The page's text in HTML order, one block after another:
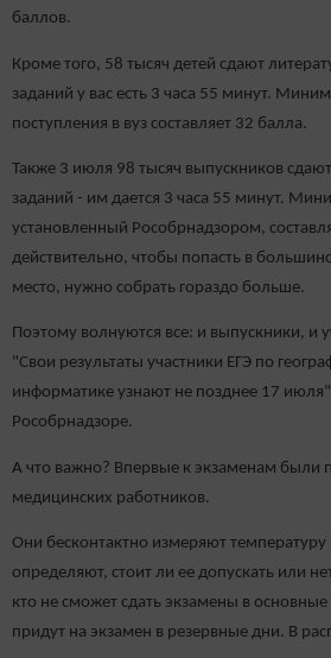
баллов.
Кроме того, 58 тысяч детей сдают
заданий у вас есть 3 часа 55 минут.
поступления в вуз составляет 32 балла.
Также 3 июля 98 тысяч выпускников
заданий - им дается 3 часа 55 минут.
установленный Рособрнадзором,
действительно, чтобы попасть в
место, нужно собрать гораздо больше.
Поэтому волнуются все: и выпускники, и
"Свои результаты участники ЕГЭ по
информатике узнают не позднее 17
Рособрнадзоре.
А что важно? Впервые к экзаменам были
медицинских работников.
Они бесконтактно измеряют температуру
определяют, стоит ли ее допускать или
кто не сможет сдать экзамены в
придут на экзамен в резервные дни. В